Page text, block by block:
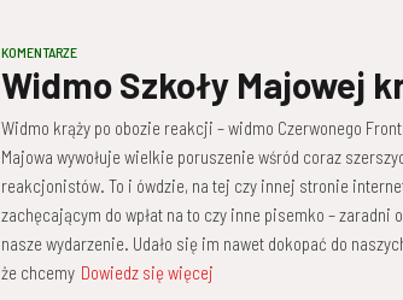
KOMENTARZE
Widmo Szkoły Majowej
Widmo krąży po obozie reakcji – widmo Czerwonego
Majowa wywołuje wielkie poruszenie wśród coraz
reakcjonistów. To i ówdzie, na tej czy innej stronie
zachęcającym do wpłat na to czy inne pisemko –
nasze wydarzenie. Udało się im nawet dokopać do
że chcemy Dowiedz się więcej